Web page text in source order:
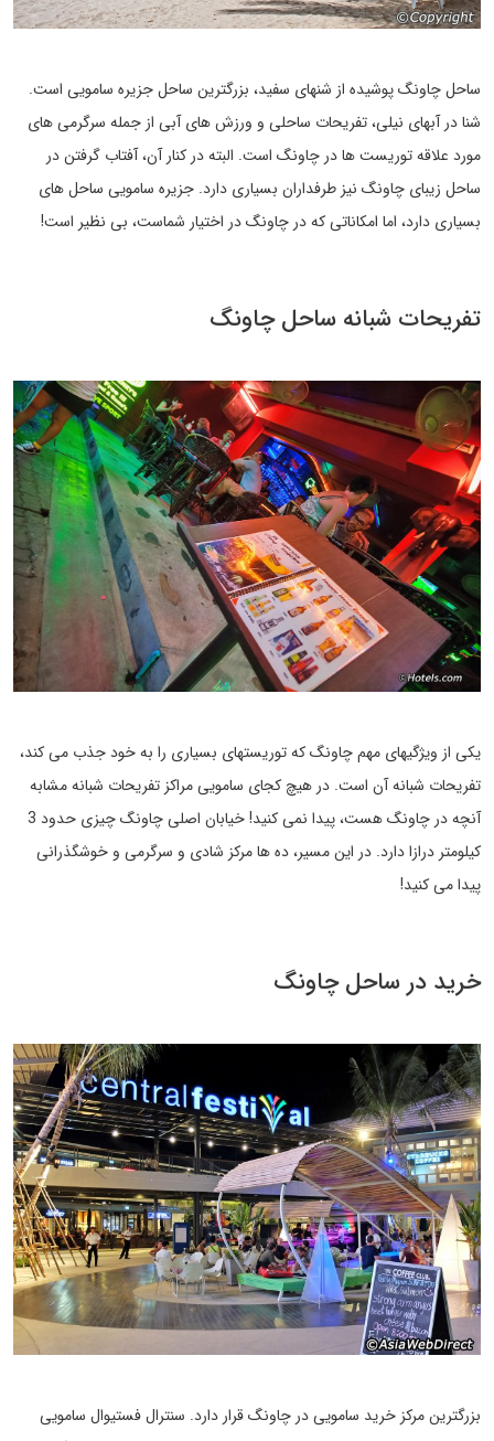
ساحل چاونگ پوشیده از شنهای سفید، بزرگترین ساحل جزیره سامویی است.
شنا در آبهای نیلی، تفریحات ساحلی و ورزش های آبی از جمله سرگرمی های
مورد علاقه توریست ها در چاونگ است. البته در کنار آن، آفتاب گرفتن در
ساحل زیبای چاونگ نیز طرفداران بسیاری دارد. جزیره سامویی ساحل های
بسیاری دارد، اما امکاناتی که در چاونگ در اختیار شماست، بی نظیر است!
تفریحات شبانه ساحل چاونگ
یکی از ویژگیهای مهم چاونگ که توریستهای بسیاری را به خود جذب می کند،
تفریحات شبانه آن است. در هیچ کجای سامویی مراکز تفریحات شبانه مشابه
آنچه در چاونگ هست، پیدا نمی کنید! خیابان اصلی چاونگ چیزی حدود 3
کیلومتر درازا دارد. در این مسیر، ده ها مرکز شادی و سرگرمی و خوشگذرانی
پیدا می کنید!
خرید در ساحل چاونگ
بزرگترین مرکز خرید سامویی در چاونگ قرار دارد. سنترال فستیوال سامویی